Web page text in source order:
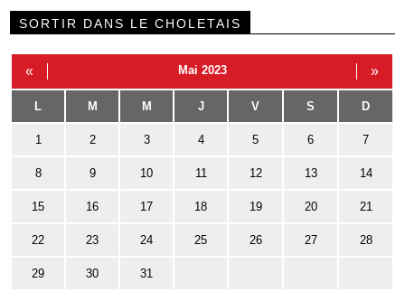
SORTIR DANS LE CHOLETAIS
« Mai 2023 »
L M M J V S D
1 2 3 4 5 6 7
8 9 10 11 12 13 14
15 16 17 18 19 20 21
22 23 24 25 26 27 28
29 30 31